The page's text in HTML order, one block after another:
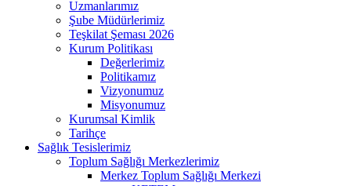
Uzmanlarımız
Şube Müdürlerimiz
Teşkilat Şeması 2026
Kurum Politikası
Değerlerimiz
Politikamız
Vizyonumuz
Misyonumuz
Kurumsal Kimlik
Tarihçe
Sağlık Tesislerimiz
Toplum Sağlığı Merkezlerimiz
Merkez Toplum Sağlığı Merkezi